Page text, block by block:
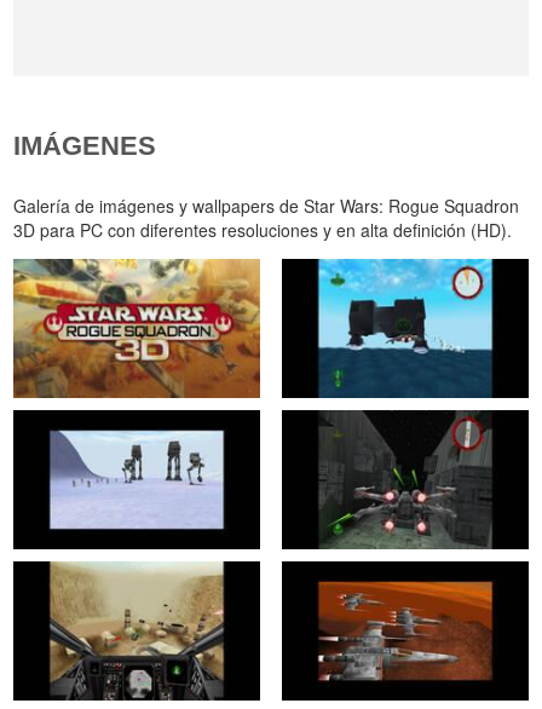
IMÁGENES
Galería de imágenes y wallpapers de Star Wars: Rogue Squadron
3D para PC con diferentes resoluciones y en alta definición (HD).